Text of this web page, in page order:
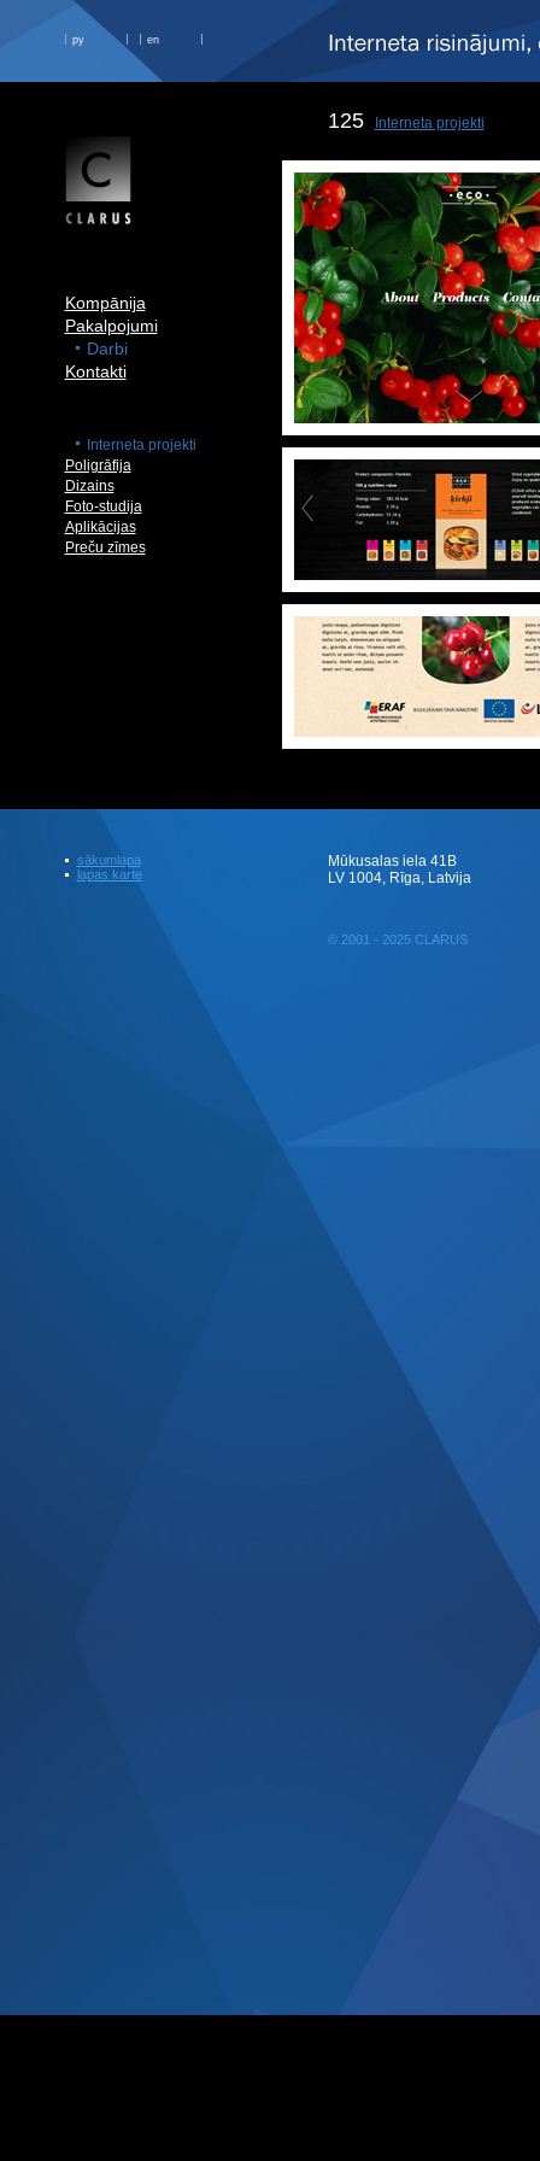
ру en
Kompānija
Pakalpojumi
Darbi
Kontakti
Interneta projekti
Poligrāfija
Dizains
Foto-studija
Aplikācijas
Preču zīmes
125 Interneta projekti
sākumlapa
lapas karte
Mūkusalas iela 41B
LV 1004, Rīga, Latvija
© 2001 - 2025 CLARUS